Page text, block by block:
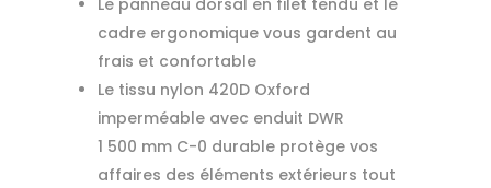
Le panneau dorsal en filet tendu et le
cadre ergonomique vous gardent au
frais et confortable
Le tissu nylon 420D Oxford
imperméable avec enduit DWR
1 500 mm C-0 durable protège vos
affaires des éléments extérieurs tout